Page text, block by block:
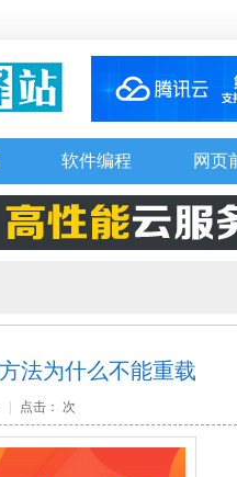
软件编程 网页
法为什么不能重载
点击： 次